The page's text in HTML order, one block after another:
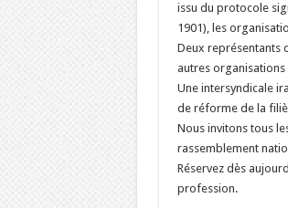
issu du protocole
1901), les
Deux représentants
autres organisations
Une intersyndicale
de réforme de la
Nous invitons tous
rassemblement
Réservez dès
profession.